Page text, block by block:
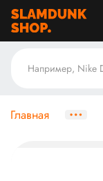
Главная